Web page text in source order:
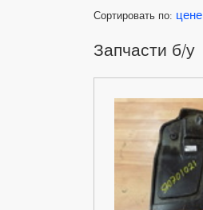
Сортировать по: цене
Запчасти б/у